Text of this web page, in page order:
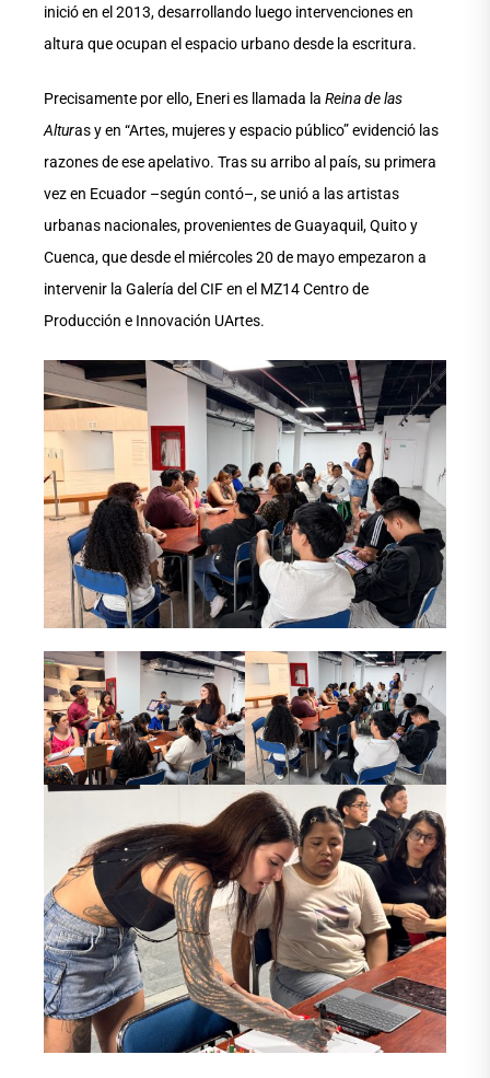
inició en el 2013, desarrollando luego intervenciones en
altura que ocupan el espacio urbano desde la escritura.
Precisamente por ello, Eneri es llamada la Reina de las
Alturas y en “Artes, mujeres y espacio público” evidenció las
razones de ese apelativo. Tras su arribo al país, su primera
vez en Ecuador –según contó–, se unió a las artistas
urbanas nacionales, provenientes de Guayaquil, Quito y
Cuenca, que desde el miércoles 20 de mayo empezaron a
intervenir la Galería del CIF en el MZ14 Centro de
Producción e Innovación UArtes.